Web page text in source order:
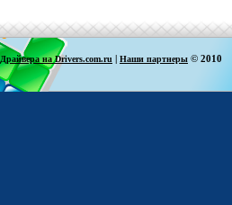
Драйвера на Drivers.com.ru | Наши партнеры © 2010